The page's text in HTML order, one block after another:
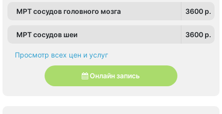
МРТ сосудов головного мозга 3600 p.
МРТ сосудов шеи 3600 p.
Просмотр всех цен и услуг
Онлайн запись